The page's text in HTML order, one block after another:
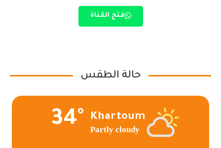
فتح القناة
حالة الطقس
Khartoum
Partly cloudy
34°